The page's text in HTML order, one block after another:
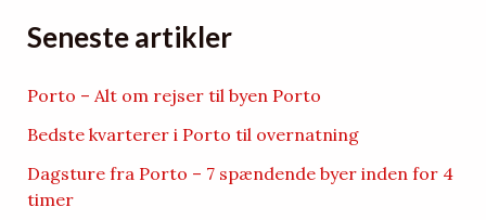
Seneste artikler
Porto – Alt om rejser til byen Porto
Bedste kvarterer i Porto til overnatning
Dagsture fra Porto – 7 spændende byer inden for 4
timer